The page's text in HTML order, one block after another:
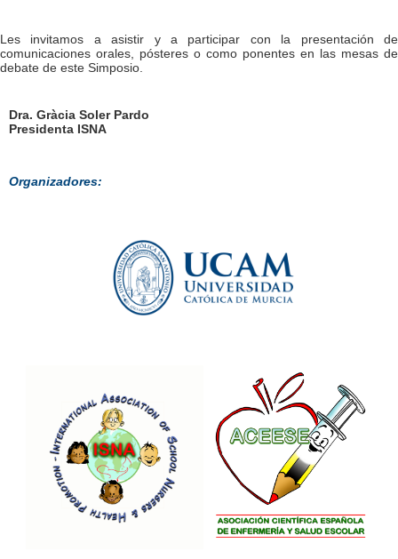
Les invitamos a asistir y a participar con la presentación de
comunicaciones orales, pósteres o como ponentes en las mesas de
debate de este Simposio.
Dra. Gràcia Soler Pardo
Presidenta ISNA
Organizadores: